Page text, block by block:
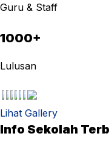
Guru & Staff
1000+
Lulusan
Lihat Gallery
Info Sekolah